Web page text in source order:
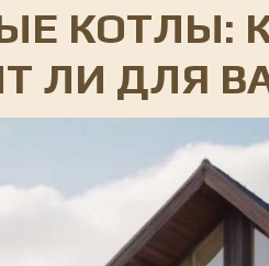
КОТЛЫ:
ЛИ ДЛЯ